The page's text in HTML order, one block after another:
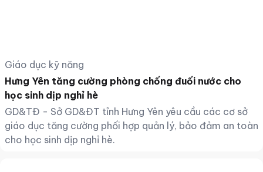
Giáo dục kỹ năng
Hưng Yên tăng cường phòng chống đuối nước cho
học sinh dịp nghỉ hè
GD&TĐ - Sở GD&ĐT tỉnh Hưng Yên yêu cầu các cơ sở
giáo dục tăng cường phối hợp quản lý, bảo đảm an toàn
cho học sinh dịp nghỉ hè.